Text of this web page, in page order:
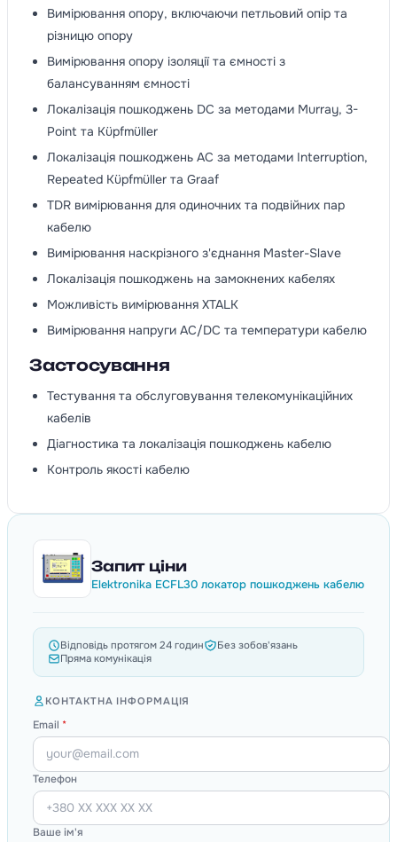
Вимірювання опору, включаючи петльовий опір та
різницю опору
Вимірювання опору ізоляції та ємності з
балансуванням ємності
Локалізація пошкоджень DC за методами Murray, 3-
Point та Küpfmüller
Локалізація пошкоджень AC за методами Interruption,
Repeated Küpfmüller та Graaf
TDR вимірювання для одиночних та подвійних пар
кабелю
Вимірювання наскрізного з'єднання Master-Slave
Локалізація пошкоджень на замокнених кабелях
Можливість вимірювання XTALK
Вимірювання напруги AC/DC та температури кабелю
Застосування
Тестування та обслуговування телекомунікаційних
кабелів
Діагностика та локалізація пошкоджень кабелю
Контроль якості кабелю
Запит ціни
Elektronika ECFL30 локатор пошкоджень кабелю
Відповідь протягом 24 годин
Без зобов'язань
Пряма комунікація
КОНТАКТНА ІНФОРМАЦІЯ
Email *
Телефон
Ваше ім'я